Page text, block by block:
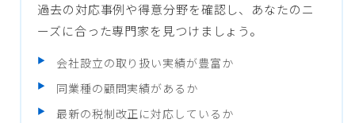
過去の対応事例や得意分野を確認し、あなたのニ
ーズに合った専門家を見つけましょう。
会社設立の取り扱い実績が豊富か
同業種の顧問実績があるか
最新の税制改正に対応しているか